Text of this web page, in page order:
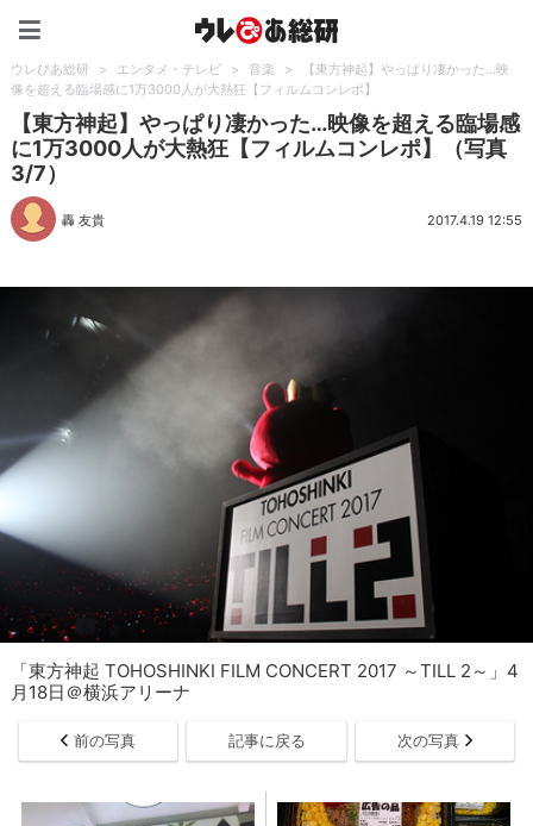
ウレぴあ総研 > エンタメ・テレビ > 音楽 >
【東方神起】やっぱり凄かった…映
像を超える臨場感に1万3000人が大熱狂【フィルムコンレポ】
【東方神起】やっぱり凄かった…映像を超える臨場感
に1万3000人が大熱狂【フィルムコンレポ】（写真
3/7）
轟 友貴 2017.4.19 12:55
「東方神起 TOHOSHINKI FILM CONCERT 2017 ～TILL 2～」4
月18日＠横浜アリーナ
前の写真 記事に戻る 次の写真